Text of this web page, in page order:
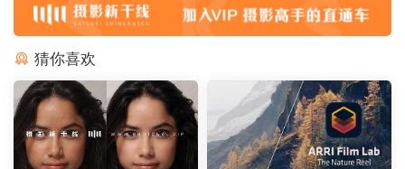
猜你喜欢